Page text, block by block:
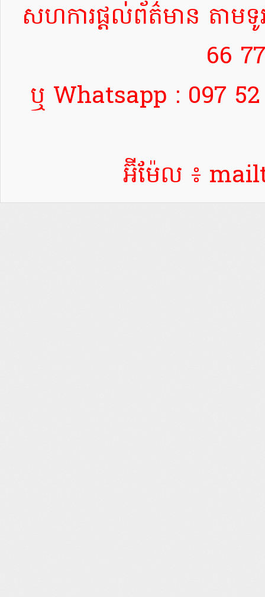
សហការផ្តល់ព័ត៌មាន តាម
66
ឬ Whatsapp : 097
អ៊ីម៉ែល ៖